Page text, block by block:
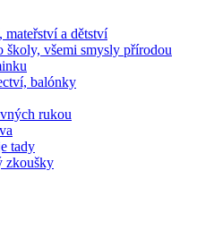
mateřství a dětství
školy, všemi smysly přírodou
balónky
rukou
tady
zkoušky